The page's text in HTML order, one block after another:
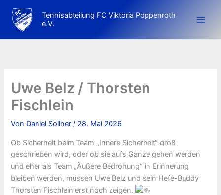
Inhalt
springen
Tennisabteilung FC Viktoria Poppenroth
e.V.
Uwe Belz / Thorsten
Fischlein
Von Daniel Sollner/ 28. Mai 2026
Ob Sicherheit beim Team „Innere Sicherheit“ groß
geschrieben wird, oder ob sie aufs Ganze gehen werden
und eher als Team „Äußere Bedrohung“ in Erinnerung
bleiben werden, müssen Uwe Belz und sein Hefe-Buddy
Thorsten Fischlein erst noch zeigen.